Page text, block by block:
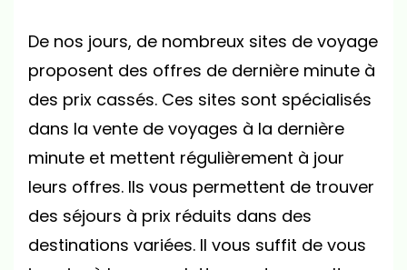
De nos jours, de nombreux sites de voyage
proposent des offres de dernière minute à
des prix cassés. Ces sites sont spécialisés
dans la vente de voyages à la dernière
minute et mettent régulièrement à jour
leurs offres. Ils vous permettent de trouver
des séjours à prix réduits dans des
destinations variées. Il vous suffit de vous